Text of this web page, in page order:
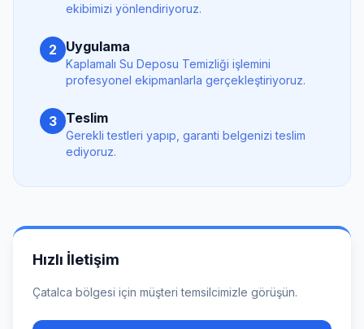
ekibimizi yönlendiriyoruz.
2 Uygulama
Kaplamalı Su Deposu Temizliği işlemini
profesyonel ekipmanlarla gerçekleştiriyoruz.
3 Teslim
Gerekli testleri yapıp, garanti belgenizi teslim
ediyoruz.
Hızlı İletişim
Çatalca bölgesi için müşteri temsilcimizle görüşün.